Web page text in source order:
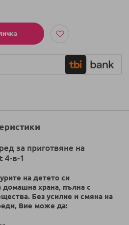
за приготвяне на
4-в-1
на детето си
домашна храна, пълна с
Без усилие и смяна на
Вие може да: